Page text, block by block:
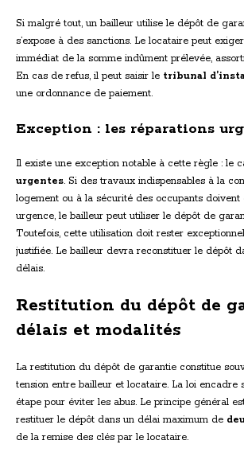
Si malgré tout, un bailleur utilise le dépôt de
s’expose à des sanctions. Le locataire peut
immédiat de la somme indûment prélevée,
En cas de refus, il peut saisir le tribunal
une ordonnance de paiement.
Exception : les réparations
Il existe une exception notable à cette règle : le
urgentes. Si des travaux indispensables à la
logement ou à la sécurité des occupants doivent
urgence, le bailleur peut utiliser le dépôt de
Toutefois, cette utilisation doit rester
justifiée. Le bailleur devra reconstituer le dépôt
délais.
Restitution du dépôt de
délais et modalités
La restitution du dépôt de garantie constitue
tension entre bailleur et locataire. La loi encadre
étape pour éviter les abus. Le principe général
restituer le dépôt dans un délai maximum de
de la remise des clés par le locataire.